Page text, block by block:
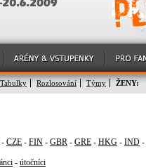
Tabulky Rozlosování Týmy ŽENY:
- CZE - FIN - GBR - GRE - HKG - IND -
- útočníci